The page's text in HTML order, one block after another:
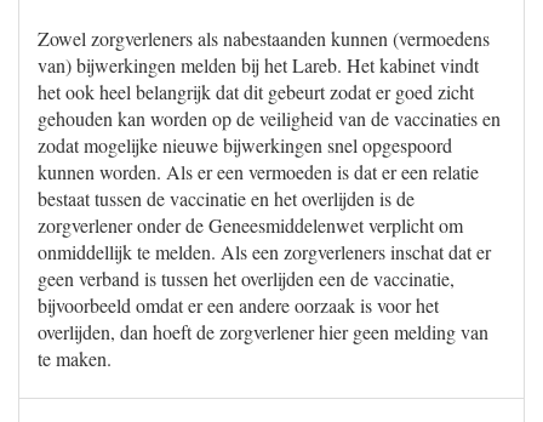
Zowel zorgverleners als nabestaanden kunnen (vermoedens
van) bijwerkingen melden bij het Lareb. Het kabinet vindt
het ook heel belangrijk dat dit gebeurt zodat er goed zicht
gehouden kan worden op de veiligheid van de vaccinaties en
zodat mogelijke nieuwe bijwerkingen snel opgespoord
kunnen worden. Als er een vermoeden is dat er een relatie
bestaat tussen de vaccinatie en het overlijden is de
zorgverlener onder de Geneesmiddelenwet verplicht om
onmiddellijk te melden. Als een zorgverleners inschat dat er
geen verband is tussen het overlijden een de vaccinatie,
bijvoorbeeld omdat er een andere oorzaak is voor het
overlijden, dan hoeft de zorgverlener hier geen melding van
te maken.